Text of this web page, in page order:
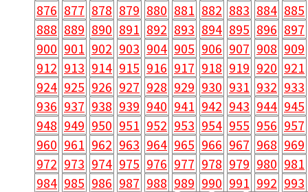
876 877 878 879 880 881 882 883 884 885
888 889 890 891 892 893 894 895 896 897
900 901 902 903 904 905 906 907 908 909
912 913 914 915 916 917 918 919 920 921
924 925 926 927 928 929 930 931 932 933
936 937 938 939 940 941 942 943 944 945
948 949 950 951 952 953 954 955 956 957
960 961 962 963 964 965 966 967 968 969
972 973 974 975 976 977 978 979 980 981
984 985 986 987 988 989 990 991 992 993